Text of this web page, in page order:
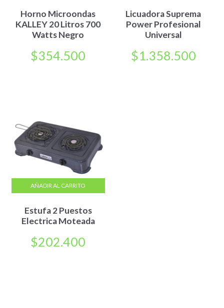
Horno Microondas
KALLEY 20 Litros 700
Watts Negro
$354.500
Licuadora Suprema
Power Profesional
Universal
$1.358.500
Estufa 2 Puestos
Electrica Moteada
$202.400
AÑADIR AL CARRITO